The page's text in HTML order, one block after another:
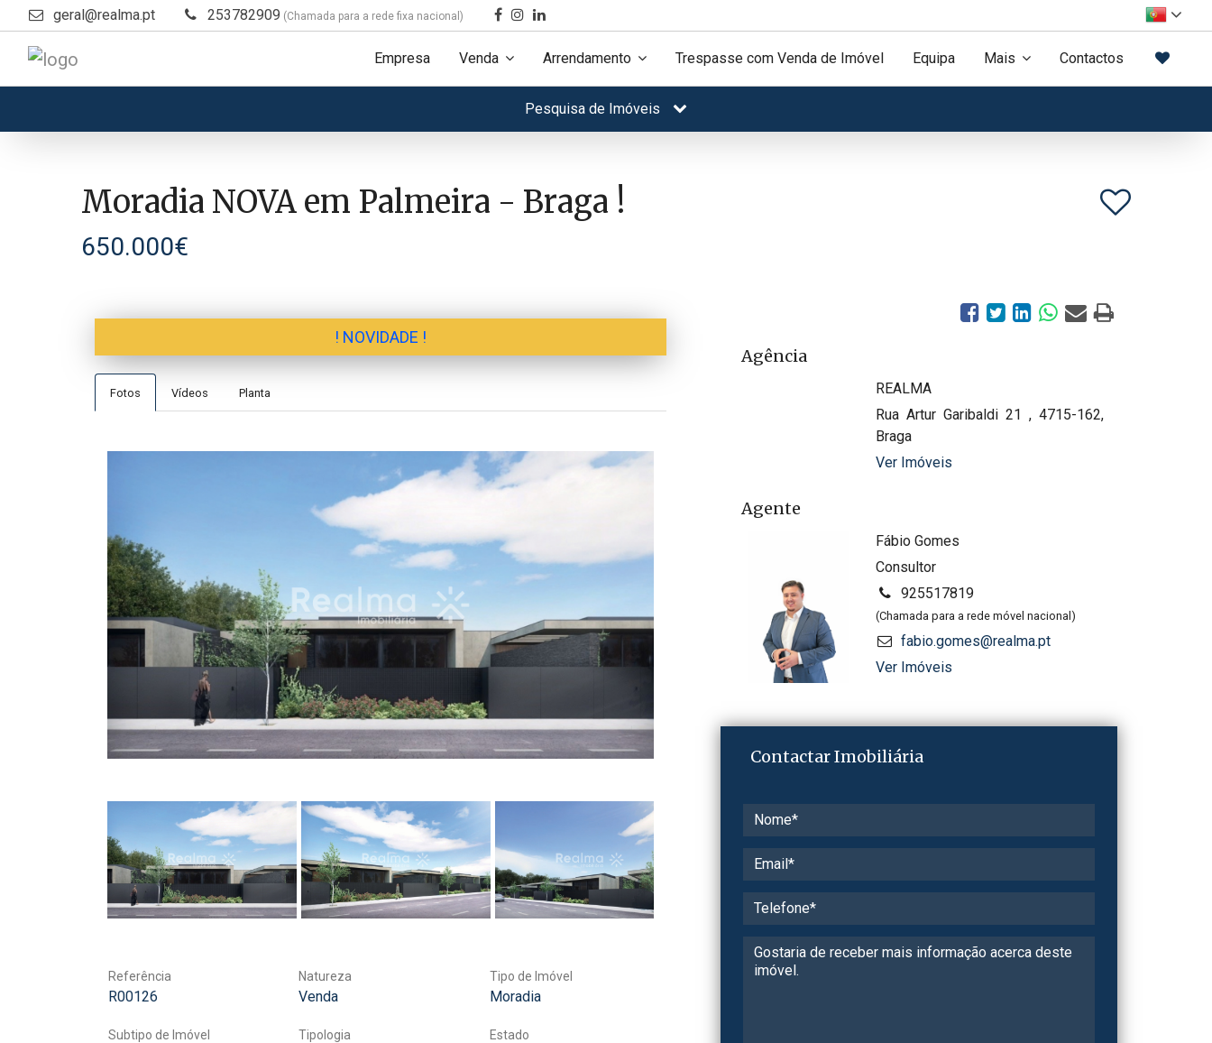
geral@realma.pt 253782909 (Chamada para a rede fixa nacional)
Empresa Venda Arrendamento Trespasse com Venda de Imóvel Equipa Mais Contactos
Pesquisa de Imóveis
Moradia NOVA em Palmeira - Braga !
650.000€
! NOVIDADE !
Fotos Vídeos Planta
Referência
R00126
Natureza
Venda
Tipo de Imóvel
Moradia
Subtipo de Imóvel Tipologia Estado
Agência
REALMA
Rua Artur Garibaldi 21 , 4715-162,
Braga
Ver Imóveis
Agente
Fábio Gomes
Consultor
925517819
(Chamada para a rede móvel nacional)
fabio.gomes@realma.pt
Ver Imóveis
Contactar Imobiliária